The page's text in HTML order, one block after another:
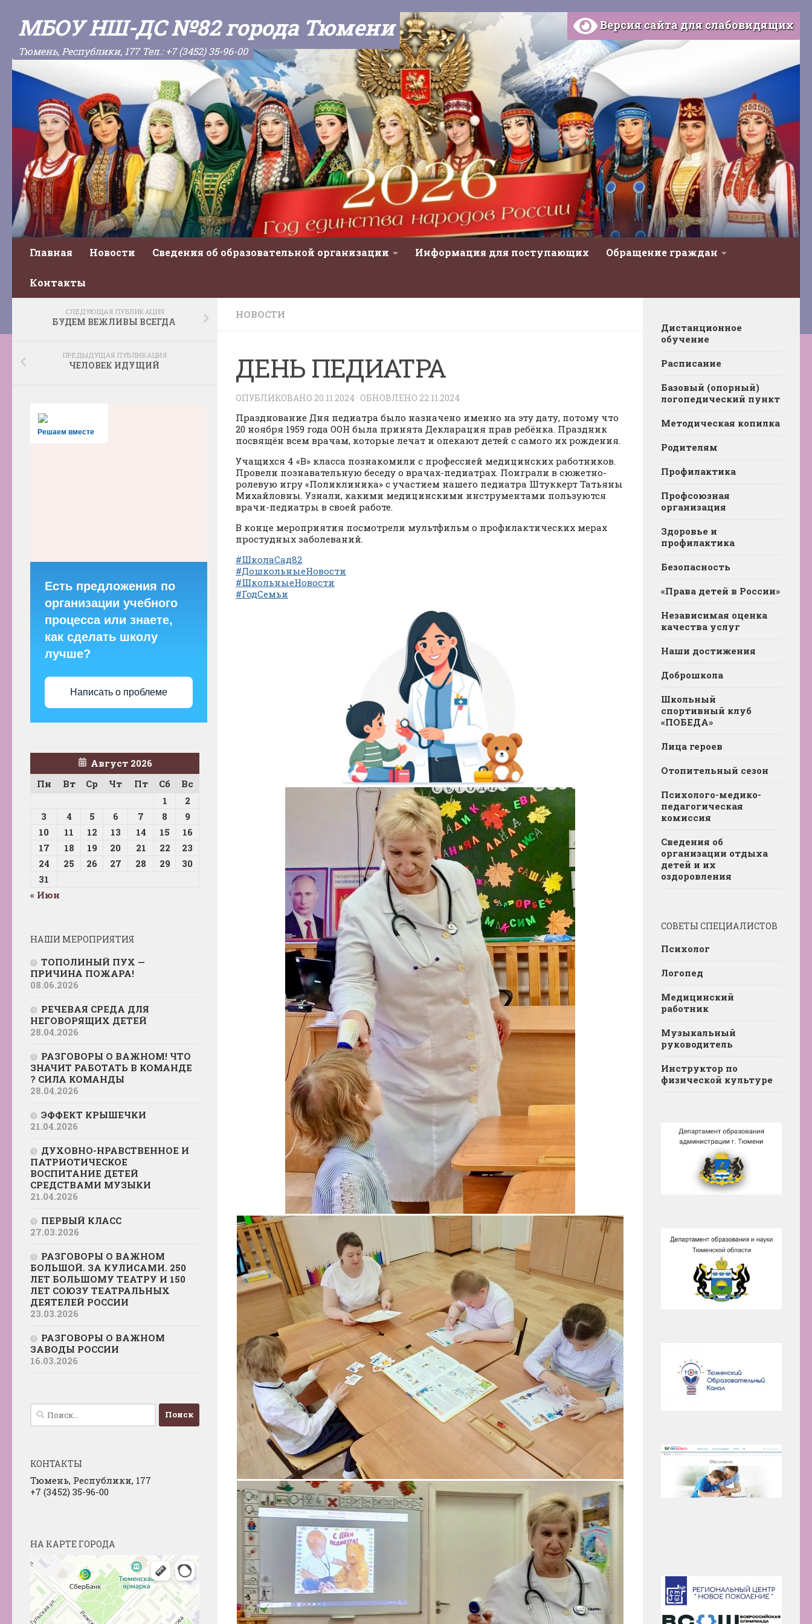
Skip to content
МБОУ НШ-ДС №82 города Тюмени
Тюмень, Республики, 177 Тел.: +7 (3452) 35-96-00
Версия сайта для слабовидящих
Главная Новости Сведения об образовательной организации Информация для поступающих Обращение граждан
Контакты
НОВОСТИ
ДЕНЬ ПЕДИАТРА
ОПУБЛИКОВАНО 20.11.2024 · ОБНОВЛЕНО 22.11.2024
Празднование Дня педиатра было назначено именно на эту дату, потому что
20 ноября 1959 года ООН была принята Декларация прав ребёнка. Праздник
посвящён всем врачам, которые лечат и опекают детей с самого их рождения.
Учащихся 4 «В» класса познакомили с профессией медицинских работников.
Провели познавательную беседу о врачах-педиатрах. Поиграли в сюжетно-
ролевую игру «Поликлиника» с участием нашего педиатра Штуккерт Татьяны
Михайловны. Узнали, какими медицинскими инструментами пользуются
врачи-педиатры в своей работе.
В конце мероприятия посмотрели мультфильм о профилактических мерах
простудных заболеваний.
#ШколаСад82
#ДошкольныеНовости
#ШкольныеНовости
#ГодСемьи
СЛЕДУЮЩАЯ ПУБЛИКАЦИЯ
БУДЕМ ВЕЖЛИВЫ ВСЕГДА
ПРЕДЫДУЩАЯ ПУБЛИКАЦИЯ
ЧЕЛОВЕК ИДУЩИЙ
Решаем вместе
Есть предложения по
организации учебного
процесса или знаете,
как сделать школу
лучше?
Написать о проблеме
Август 2026
Пн
Вт Ср Чт Пт Сб
Вс
1
2
3
4 5 6 7 8
9
10
11 12 13 14 15
16
17
18 19 20 21 22
23
24
25 26 27 28 29
30
31
« Июн
НАШИ МЕРОПРИЯТИЯ
ТОПОЛИНЫЙ ПУХ —
ПРИЧИНА ПОЖАРА!
08.06.2026
РЕЧЕВАЯ СРЕДА ДЛЯ
НЕГОВОРЯЩИХ ДЕТЕЙ
28.04.2026
РАЗГОВОРЫ О ВАЖНОМ! ЧТО
ЗНАЧИТ РАБОТАТЬ В КОМАНДЕ
? СИЛА КОМАНДЫ
28.04.2026
ЭФФЕКТ КРЫШЕЧКИ
21.04.2026
ДУХОВНО-НРАВСТВЕННОЕ И
ПАТРИОТИЧЕСКОЕ
ВОСПИТАНИЕ ДЕТЕЙ
СРЕДСТВАМИ МУЗЫКИ
21.04.2026
ПЕРВЫЙ КЛАСС
27.03.2026
РАЗГОВОРЫ О ВАЖНОМ
БОЛЬШОЙ. ЗА КУЛИСАМИ. 250
ЛЕТ БОЛЬШОМУ ТЕАТРУ И 150
ЛЕТ СОЮЗУ ТЕАТРАЛЬНЫХ
ДЕЯТЕЛЕЙ РОССИИ
23.03.2026
РАЗГОВОРЫ О ВАЖНОМ
ЗАВОДЫ РОССИИ
16.03.2026
Найти:
КОНТАКТЫ
Тюмень, Республики, 177
+7 (3452) 35-96-00
НА КАРТЕ ГОРОДА
Дистанционное
обучение
Расписание
Базовый (опорный)
логопедический пункт
Методическая копилка
Родителям
Профилактика
Профсоюзная
организация
Здоровье и
профилактика
Безопасность
«Права детей в России»
Независимая оценка
качества услуг
Наши достижения
Доброшкола
Школьный
спортивный клуб
«ПОБЕДА»
Лица героев
Отопительный сезон
Психолого-медико-
педагогическая
комиссия
Сведения об
организации отдыха
детей и их
оздоровления
СОВЕТЫ СПЕЦИАЛИСТОВ
Психолог
Логопед
Медицинский
работник
Музыкальный
руководитель
Инструктор по
физической культуре